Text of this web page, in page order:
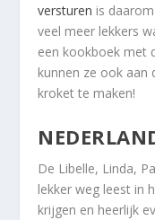
versturen is
veel meer lekkers
een kookboek met
kunnen ze ook aan
kroket te maken!
De Libelle, Linda,
lekker weg leest in
krijgen en heerlijk